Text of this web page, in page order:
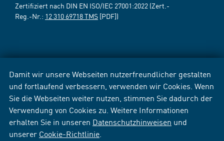
Damit wir unsere Webseiten nutzerfreundlicher gestalten
und fortlaufend verbessern, verwenden wir Cookies. Wenn
Sie die Webseiten weiter nutzen, stimmen Sie dadurch der
Verwendung von Cookies zu. Weitere Informationen
erhalten Sie in unseren Datenschutzhinweisen und
unserer Cookie-Richtlinie
Zertifiziert nach DIN EN ISO/IEC 27001:2022 (Zert.-
Reg.-Nr.: 12 310 69718 TMS [PDF])